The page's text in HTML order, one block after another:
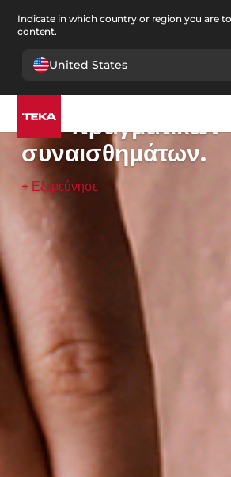
Indicate in which country or region you are
content.
United States
Απολαύστε την
τωνπραγματικών
συναισθημάτων.
+ Εξερεύνησε